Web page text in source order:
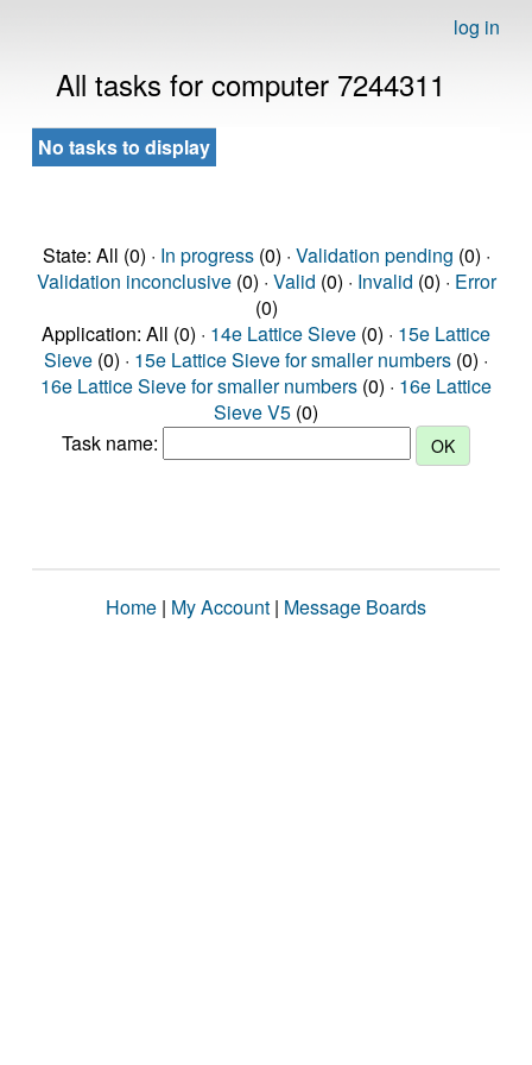
log in
All tasks for computer 7244311
No tasks to display
State: All (0) · In progress(0) · Validation pending (0) ·
Validation inconclusive(0) · Valid (0) · Invalid (0) · Error
(0)
Application: All (0) · 14e Lattice Sieve (0) · 15e Lattice
Sieve (0) · 15e Lattice Sieve for smaller numbers (0) ·
16e Lattice Sieve for smaller numbers (0) · 16e Lattice
Sieve V5 (0)
Task name:
Home | My Account | Message Boards